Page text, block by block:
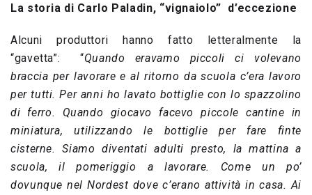
La storia di Carlo Paladin, “vignaiolo” d’eccezione
Alcuni produttori hanno fatto letteralmente la
“gavetta”: “Quando eravamo piccoli ci volevano
braccia per lavorare e al ritorno da scuola c’era lavoro
per tutti. Per anni ho lavato bottiglie con lo spazzolino
di ferro. Quando giocavo facevo piccole cantine in
miniatura, utilizzando le bottiglie per fare finte
cisterne. Siamo diventati adulti presto, la mattina a
scuola, il pomeriggio a lavorare. Come un po’
dovunque nel Nordest dove c’erano attività in casa. Ai